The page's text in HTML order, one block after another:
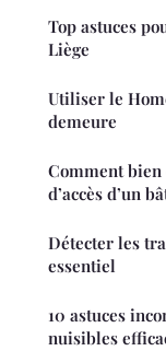
Top astuces
Liège
Utiliser le
demeure
Comment
d’accès d’un
Détecter les
essentiel
10 astuces
nuisibles